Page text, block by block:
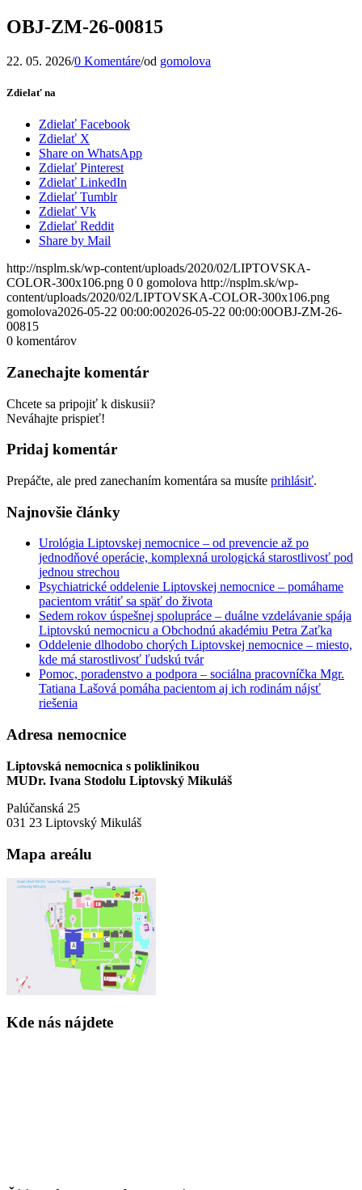
OBJ-ZM-26-00815
22. 05. 2026/0 Komentáre/od gomolova
Zdielať na
Zdielať Facebook
Zdielať X
Share on WhatsApp
Zdielať Pinterest
Zdielať LinkedIn
Zdielať Tumblr
Zdielať Vk
Zdielať Reddit
Share by Mail
http://nsplm.sk/wp-content/uploads/2020/02/LIPTOVSKA-
COLOR-300x106.png 0 0 gomolova http://nsplm.sk/wp-
content/uploads/2020/02/LIPTOVSKA-COLOR-300x106.png
gomolova2026-05-22 00:00:002026-05-22 00:00:00OBJ-ZM-26-
00815
0 komentárov
Zanechajte komentár
Chcete sa pripojiť k diskusii?
Neváhajte prispieť!
Pridaj komentár
Prepáčte, ale pred zanechaním komentára sa musíte prihlásiť.
Najnovšie články
Urológia Liptovskej nemocnice – od prevencie až po
jednodňové operácie, komplexná urologická starostlivosť pod
jednou strechou
Psychiatrické oddelenie Liptovskej nemocnice – pomáhame
pacientom vrátiť sa späť do života
Sedem rokov úspešnej spolupráce – duálne vzdelávanie spája
Liptovskú nemocnicu a Obchodnú akadémiu Petra Zaťka
Oddelenie dlhodobo chorých Liptovskej nemocnice – miesto,
kde má starostlivosť ľudskú tvár
Pomoc, poradenstvo a podpora – sociálna pracovníčka Mgr.
Tatiana Lašová pomáha pacientom aj ich rodinám nájsť
riešenia
Adresa nemocnice
Liptovská nemocnica s poliklinikou
MUDr. Ivana Stodolu Liptovský Mikuláš
Palúčanská 25
031 23 Liptovský Mikuláš
Mapa areálu
Kde nás nájdete